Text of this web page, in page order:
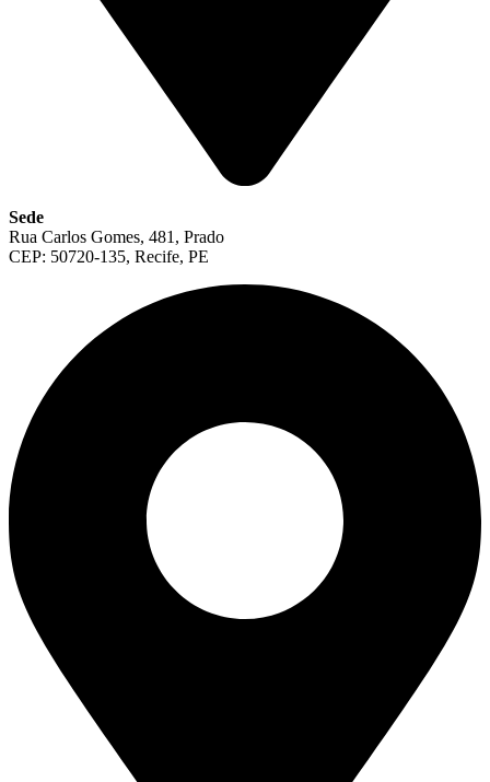
Sede
Rua Carlos Gomes, 481, Prado
CEP: 50720-135, Recife, PE